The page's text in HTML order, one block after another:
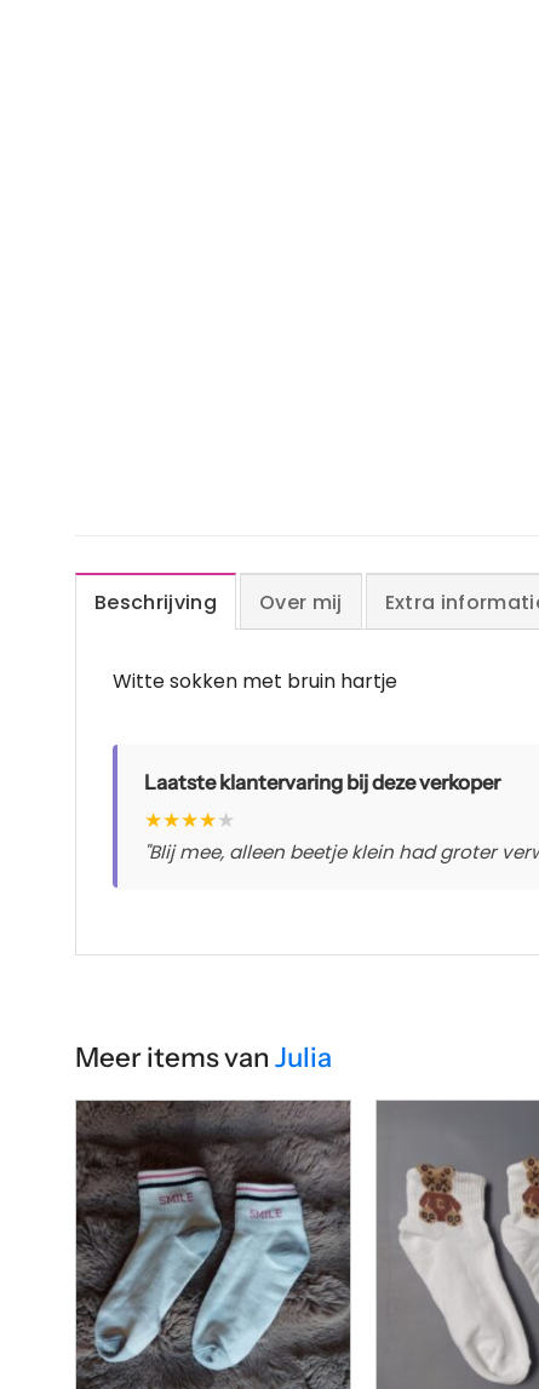
Beschrijving Over mij Extra
Witte sokken met bruin hartje
Laatste klantervaring bij deze verkoper
★★★★★
"Blij mee, alleen beetje klein had groter
Meer items van Julia